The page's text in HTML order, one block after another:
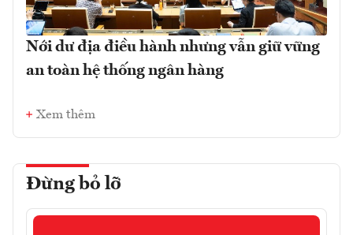
Nới dư địa điều hành nhưng vẫn giữ vững
an toàn hệ thống ngân hàng
Xem thêm
Đừng bỏ lỡ